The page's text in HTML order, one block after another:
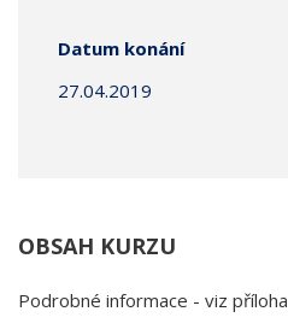
Datum konání
27.04.2019
OBSAH KURZU
Podrobné informace - viz příloha